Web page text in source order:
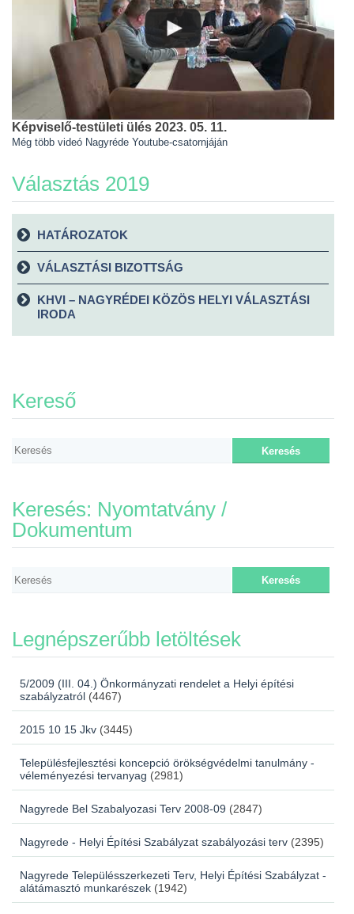
Képviselő-testületi ülés 2023. 05. 11.
Még több videó Nagyréde Youtube-csatornjáján
Választás 2019
HATÁROZATOK
VÁLASZTÁSI BIZOTTSÁG
KHVI – NAGYRÉDEI KÖZÖS HELYI VÁLASZTÁSI
IRODA
Kereső
Keresés: Nyomtatvány /
Dokumentum
Legnépszerűbb letöltések
5/2009 (III. 04.) Önkormányzati rendelet a Helyi építési
szabályzatról (4467)
2015 10 15 Jkv (3445)
Településfejlesztési koncepció örökségvédelmi tanulmány -
véleményezési tervanyag (2981)
Nagyrede Bel Szabalyozasi Terv 2008-09 (2847)
Nagyrede - Helyi Építési Szabályzat szabályozási terv (2395)
Nagyrede Településszerkezeti Terv, Helyi Építési Szabályzat -
alátámasztó munkarészek (1942)